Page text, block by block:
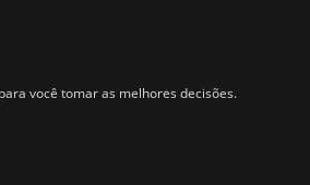
você tomar as melhores decisões.